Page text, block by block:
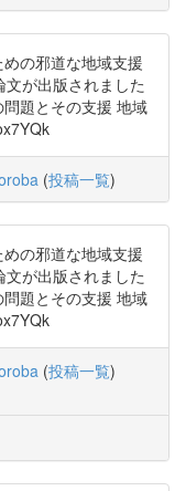
の邪道な地域支援
が出版されました
題とその支援 地域
(投稿一覧)
の邪道な地域支援
が出版されました
題とその支援 地域
(投稿一覧)